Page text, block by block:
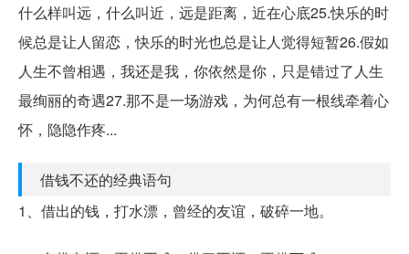
什么样叫远，什么叫近，远是距离，近在心底25.快乐的时
候总是让人留恋，快乐的时光也总是让人觉得短暂26.假如
人生不曾相遇，我还是我，你依然是你，只是错过了人生
最绚丽的奇遇27.那不是一场游戏，为何总有一根线牵着心
怀，隐隐作疼...
借钱不还的经典语句
1、借出的钱，打水漂，曾经的友谊，破碎一地。